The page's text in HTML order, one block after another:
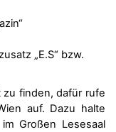
„E.S“ bzw.
zu finden, dafür rufe
auf. Dazu halte
Großen Lesesaal